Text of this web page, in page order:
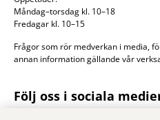
Måndag–torsdag kl. 10–18
Fredagar kl. 10–15
Frågor som rör medverkan i media,
annan information gällande vår
Följ oss i sociala